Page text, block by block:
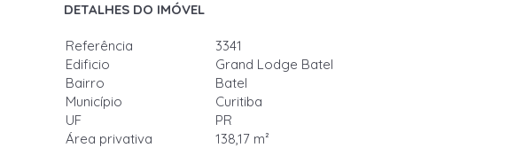
DETALHES DO IMÓVEL
Referência
3341
Edificio
Grand Lodge Batel
Bairro
Batel
Município
Curitiba
UF
PR
Área privativa
138,17 m²